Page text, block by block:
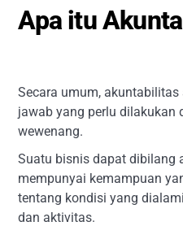
Apa itu
Secara umum,
jawab yang perlu dilakukan
wewenang.
Suatu bisnis dapat dibilang
mempunyai kemampuan
tentang kondisi yang
dan aktivitas.